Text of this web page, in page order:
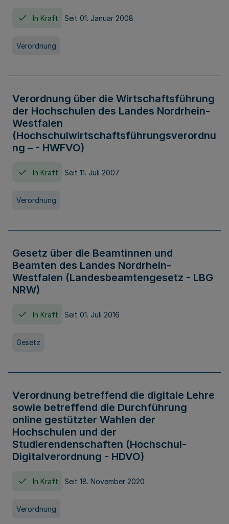
In Kraft Seit 01. Januar 2008
Verordnung
Verordnung über die Wirtschaftsführung
der Hochschulen des Landes Nordrhein-
Westfalen
(Hochschulwirtschaftsführungsverordnu
ng – - HWFVO)
In Kraft Seit 11. Juli 2007
Verordnung
Gesetz über die Beamtinnen und
Beamten des Landes Nordrhein-
Westfalen (Landesbeamtengesetz - LBG
NRW)
In Kraft Seit 01. Juli 2016
Gesetz
Verordnung betreffend die digitale Lehre
sowie betreffend die Durchführung
online gestützter Wahlen der
Hochschulen und der
Studierendenschaften (Hochschul-
Digitalverordnung - HDVO)
In Kraft Seit 18. November 2020
Verordnung